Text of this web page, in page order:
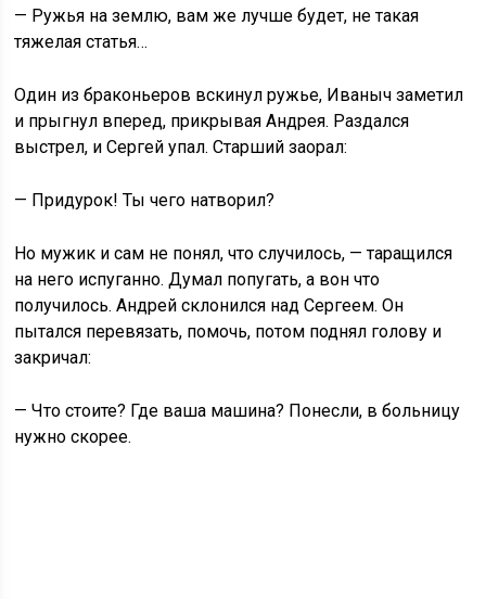
— Ружья на землю, вам же лучше будет, не такая
тяжелая статья…
Один из браконьеров вскинул ружье, Иваныч заметил
и прыгнул вперед, прикрывая Андрея. Раздался
выстрел, и Сергей упал. Старший заорал:
— Придурок! Ты чего натворил?
Но мужик и сам не понял, что случилось, — таращился
на него испуганно. Думал попугать, а вон что
получилось. Андрей склонился над Сергеем. Он
пытался перевязать, помочь, потом поднял голову и
закричал:
— Что стоите? Где ваша машина? Понесли, в больницу
нужно скорее.